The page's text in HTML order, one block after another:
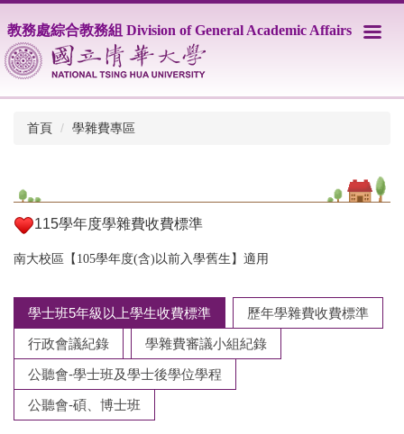
到
主
要
教務處綜合教務組 Division of General Academic Affairs
首頁 學雜費專區
115學年度學雜費收費標準
南大校區【105學年度(含)以前入學舊生】適用
學士班5年級以上學生收費標準
歷年學雜費收費標準
行政會議紀錄
學雜費審議小組紀錄
公聽會-學士班及學士後學位學程
公聽會-碩、博士班